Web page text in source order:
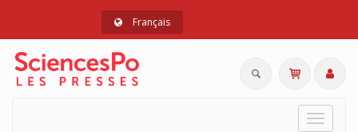
Français
Toggle